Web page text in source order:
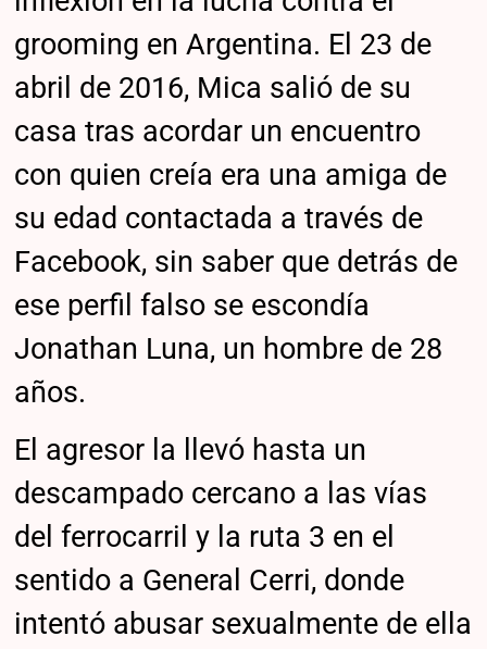
grooming en Argentina. El 23 de
abril de 2016, Mica salió de su
casa tras acordar un encuentro
con quien creía era una amiga de
su edad contactada a través de
Facebook, sin saber que detrás de
ese perfil falso se escondía
Jonathan Luna, un hombre de 28
años.
El agresor la llevó hasta un
descampado cercano a las vías
del ferrocarril y la ruta 3 en el
sentido a General Cerri, donde
intentó abusar sexualmente de ella